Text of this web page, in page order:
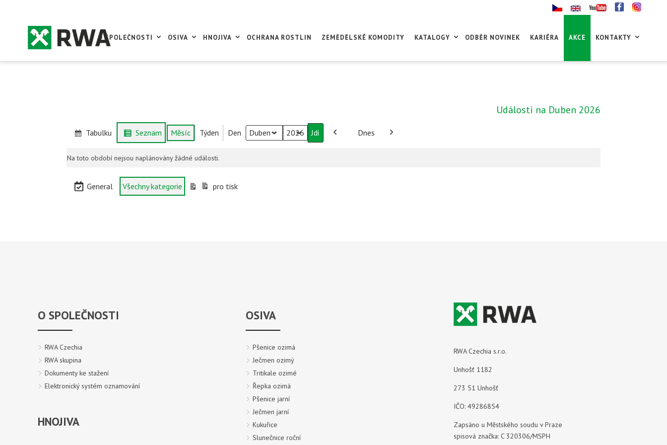
O SPOLEČNOSTI OSIVA HNOJIVA OCHRANA ROSTLIN ZEMĚDĚLSKÉ KOMODITY KATALOGY ODBĚR NOVINEK KARIÉRA AKCE KONTAKTY
Události na Duben 2026
Zobrazit
Tabulku
Zobrazit
Seznam Měsíc Týden Den Měsíc
Rok Předchozí
Dnes
Další
Na toto období nejsou naplánovány žádné události.
KategorieGeneral Všechny kategorie
Zobrazení
pro tisk
O SPOLEČNOSTI
RWA Czechia
RWA skupina
Dokumenty ke stažení
Elektronický systém oznamování
HNOJIVA
OSIVA
Pšenice ozimá
Ječmen ozimý
Tritikale ozimé
Řepka ozimá
Pšenice jarní
Ječmen jarní
Kukuřice
Slunečnice roční
RWA Czechia s.r.o.
Unhošť 1182
273 51 Unhošť
IČO: 49286854
Zapsáno u Městského soudu v Praze
spisová značka: C 320306/MSPH